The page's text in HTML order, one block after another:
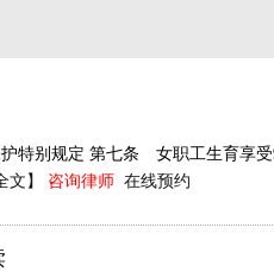
特别规定 第七条 女职工生育享
文】 咨询律师 在线预约